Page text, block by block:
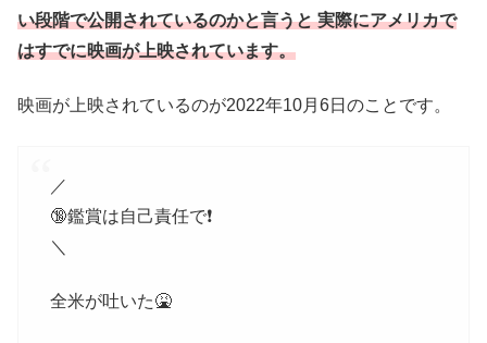
い段階で公開されているのかと言うと 実際にアメリカで
はすでに映画が上映されています。
映画が上映されているのが2022年10月6日のことです。
／
🔞鑑賞は自己責任で❗
＼
全米が吐いた🤮